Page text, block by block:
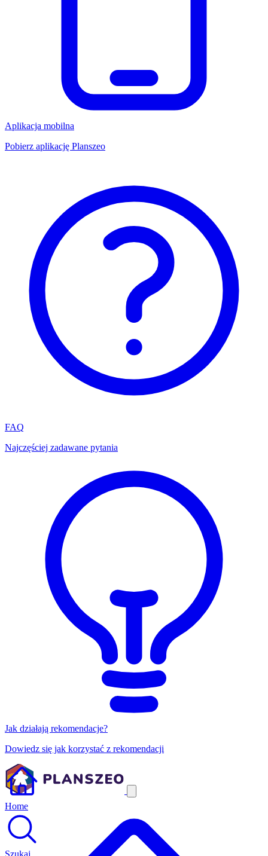
Aplikacja mobilna
Pobierz aplikację Planszeo
FAQ
Najczęściej zadawane pytania
Jak działają rekomendacje?
Dowiedz się jak korzystać z rekomendacji
Home
Szukaj